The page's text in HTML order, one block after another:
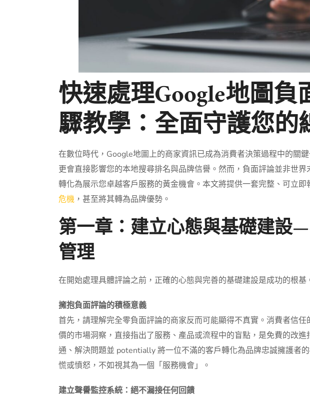
快速處理Google地圖
驟教學：全面守護您的
在數位時代，Google地圖上的商家資訊已成為消費者決策過程中的關
更會直接影響您的本地搜尋排名與品牌信譽。然而，負面評論並非世
轉化為展示您卓越客戶服務的黃金機會。本文將提供一套完整、可立
危機 ，甚至將其轉為品牌優勢。
第一章：建立心態與基礎建
管理
在開始處理具體評論之前，正確的心態與完善的基礎建設是成功的根基
擁抱負面評論的積極意義
首先，請理解完全零負面評論的商家反而可能顯得不真實。消費者信
價的市場洞察，直接指出了服務、產品或流程中的盲點，是免費的改
通、解決問題並 potentially 將一位不滿的客戶轉化為品牌忠誠擁護者
慌或憤怒，不如視其為一個「服務機會」。
建立聲譽監控系統：絕不漏接任何回饋